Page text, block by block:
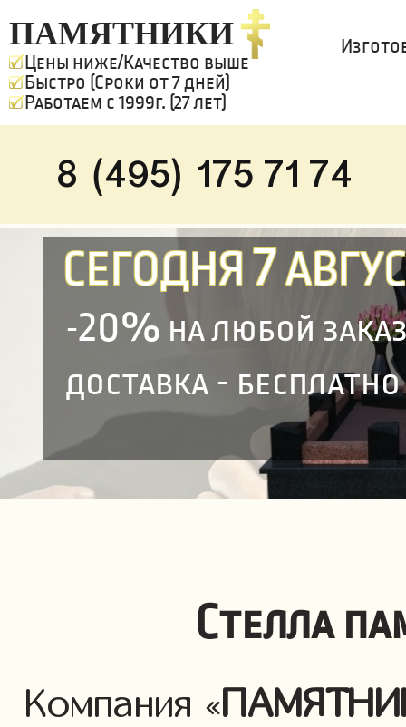
ПАМЯТНИКИ
Цены ниже/Качество выше
Быстро (Сроки от 7 дней)
Работаем с 1999г. (27 лет)
8 (495) 175 71 74
СЕГОДНЯ7
-20% на любой
доставка - бесплатно
Стелла
Компания «